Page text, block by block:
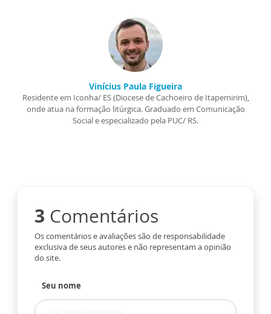
Vinícius Paula Figueira
Residente em Iconha/ ES (Diocese de Cachoeiro de Itapemirim),
onde atua na formação litúrgica. Graduado em Comunicação
Social e especializado pela PUC/ RS.
3 Comentários
Os comentários e avaliações são de responsabilidade
exclusiva de seus autores e não representam a opinião
do site.
Seu nome